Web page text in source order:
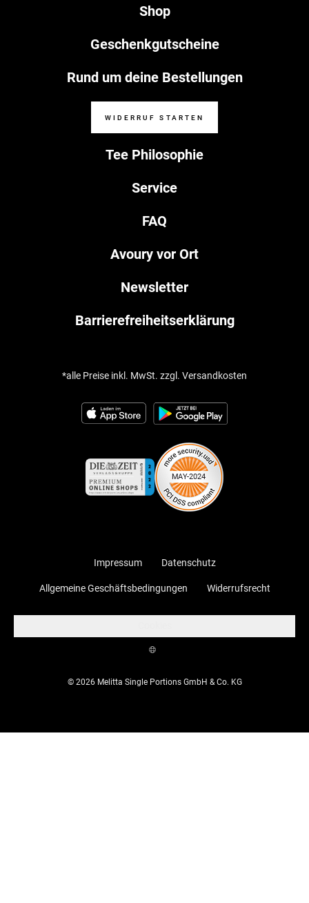
Tee Philosophie
Service
FAQ
Avoury vor Ort
Newsletter
Barrierefreiheitserklärung
Shop
Geschenkgutscheine
Rund um deine Bestellungen
WIDERRUF STARTEN
*alle Preise inkl. MwSt. zzgl. Versandkosten
Impressum Datenschutz
Allgemeine Geschäftsbedingungen Widerrufsrecht
© 2026 Melitta Single Portions GmbH & Co. KG